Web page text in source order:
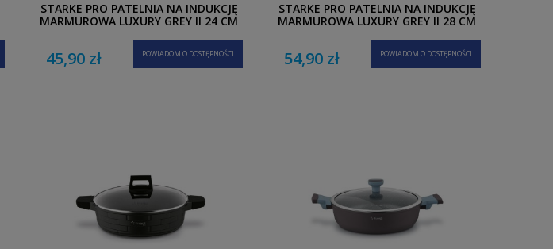
STARKE PRO PATELNIA NA INDUKCJĘ
MARMUROWA LUXURY GREY II 24 CM
45,90 zł POWIADOM O DOSTĘPNOŚCI
STARKE PRO PATELNIA NA INDUKCJĘ
MARMUROWA LUXURY GREY II 28 CM
54,90 zł POWIADOM O DOSTĘPNOŚCI